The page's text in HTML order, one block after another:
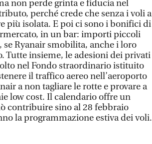
non perde grinta e fiducia nel
perché crede che senza i voli a
più isolata. E poi ci sono i bonifici di
in un bar: importi piccoli
se Ryanair smobilita, anche i loro
Tutte insieme, le adesioni dei privati
nel Fondo straordinario istituito
il traffico aereo nell’aeroporto
a non tagliare le rotte e provare a
low cost. Il calendario offre un
contribuire sino al 28 febbraio
la programmazione estiva dei voli.